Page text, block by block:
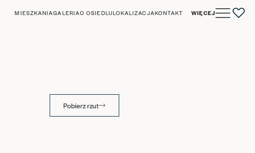
MIESZKANIAGALERIAO OSIEDLULOKALIZACJAKONTAKT WIĘCEJ 0
Pobierz rzut